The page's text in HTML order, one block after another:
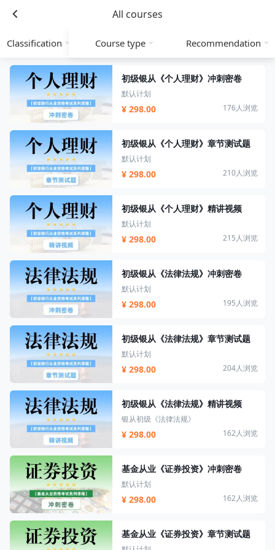
All courses
Classification Course type Recommendation
初级银从《个人理财》冲刺密卷
默认计划
¥ 298.00 176人浏览
初级银从《个人理财》章节测试题
默认计划
¥ 298.00 210人浏览
初级银从《个人理财》精讲视频
默认计划
¥ 298.00 215人浏览
初级银从《法律法规》冲刺密卷
默认计划
¥ 298.00 195人浏览
初级银从《法律法规》章节测试题
默认计划
¥ 298.00 204人浏览
初级银从《法律法规》精讲视频
银从初级《法律法规》
¥ 298.00 162人浏览
基金从业《证券投资》冲刺密卷
默认计划
¥ 298.00 162人浏览
基金从业《证券投资》章节测试题